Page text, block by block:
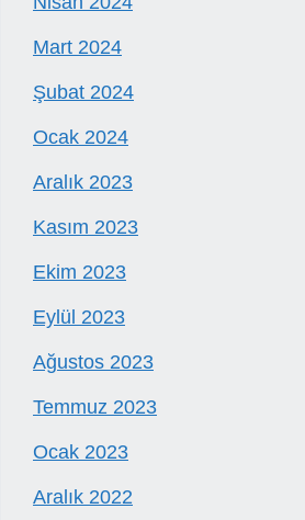
Mart 2024
Şubat 2024
Ocak 2024
Aralık 2023
Kasım 2023
Ekim 2023
Eylül 2023
Ağustos 2023
Temmuz 2023
Ocak 2023
Aralık 2022